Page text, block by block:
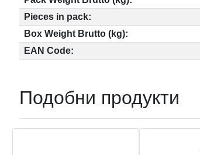
Pieces in pack:
Box Weight Brutto (kg):
EAN Code:
Подобни продукти